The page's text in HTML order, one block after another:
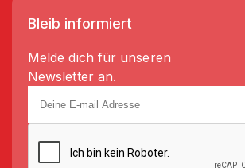
Bleib informiert
Melde dich für unseren
Newsletter an.